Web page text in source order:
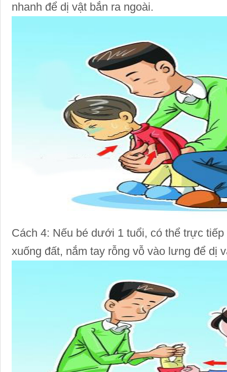
nhanh để dị vật bắn ra ngoài.
Cách 4: Nếu bé dưới 1 tuổi, có thể trực
xuống đất, nắm tay rỗng vỗ vào lưng để dị